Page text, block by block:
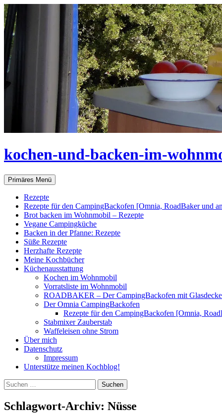
Zum
Inhalt
springen
kochen-und-backen-im-
Suchen
Primäres Menü
Rezepte
Rezepte für den CampingBackofen [Omnia, RoadBaker und
Brot backen im Wohnmobil – Rezepte
Vegane Campingküche
Backen in der Pfanne: Rezepte
Süße Rezepte
Herzhafte Rezepte
Meine Kochbücher
Küchenausstattung
Kochen im Wohnmobil
Vorratsliste im Wohnmobil
ROADBAKER – Der CampingBackofen mit
Der Omnia CampingBackofen
Rezepte für den CampingBackofen [Omnia,
Stabmixer Zauberstab
Waffeleisen ohne Strom
Über mich
Datenschutz
Impressum
Unterstütze meinen Kochblog!
Suchen
nach:
Schlagwort-Archiv: Nüsse